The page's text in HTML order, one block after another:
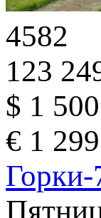
4582
123
$ 1
€ 1
Горки-